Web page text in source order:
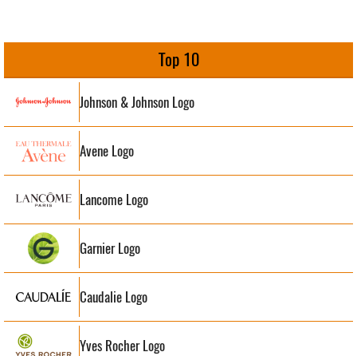
Top 10
Johnson & Johnson Logo
Avene Logo
Lancome Logo
Garnier Logo
Caudalie Logo
Yves Rocher Logo